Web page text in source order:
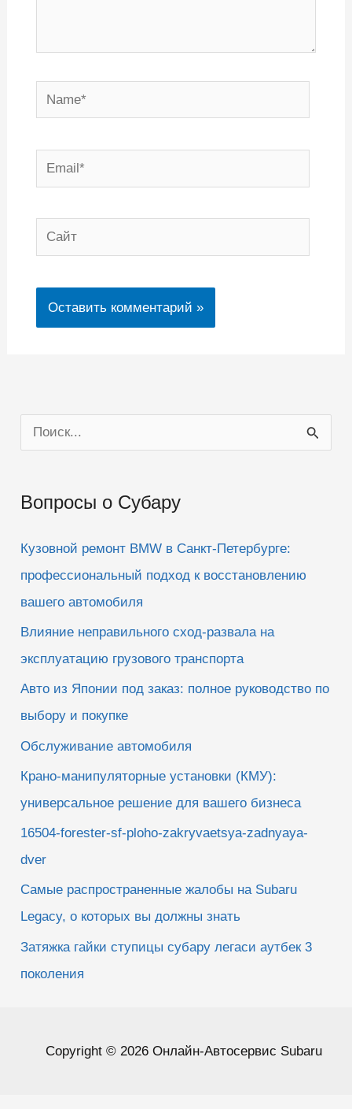
Name*
Email*
Сайт
о
с
Вопросы о Субару
Кузовной ремонт BMW в Санкт-Петербурге:
профессиональный подход к восстановлению
вашего автомобиля
Влияние неправильного сход-развала на
эксплуатацию грузового транспорта
Авто из Японии под заказ: полное руководство по
выбору и покупке
Обслуживание автомобиля
Крано-манипуляторные установки (КМУ):
универсальное решение для вашего бизнеса
16504-forester-sf-ploho-zakryvaetsya-zadnyaya-
dver
Самые распространенные жалобы на Subaru
Legacy, о которых вы должны знать
Затяжка гайки ступицы субару легаси аутбек 3
поколения
Copyright © 2026 Онлайн-Автосервис Subaru